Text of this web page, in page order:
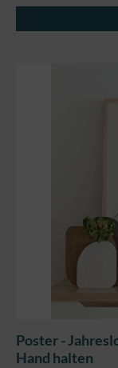
Poster -
Hand halten